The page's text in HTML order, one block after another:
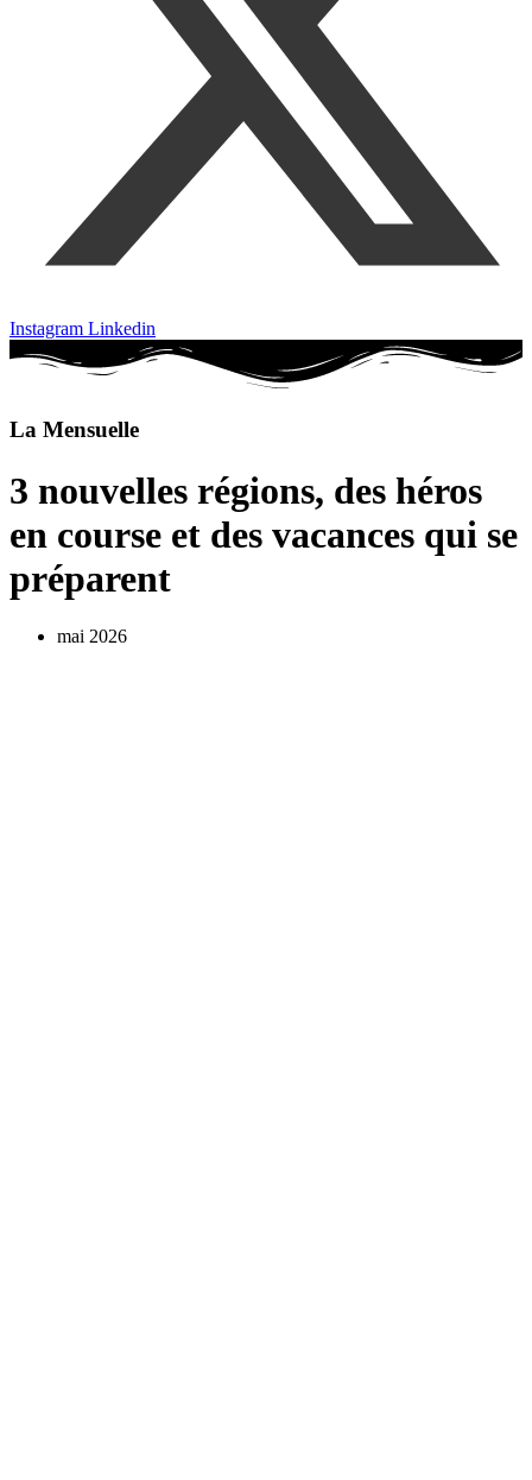
Instagram Linkedin
La Mensuelle
3 nouvelles régions, des héros
en course et des vacances qui se
préparent
mai 2026